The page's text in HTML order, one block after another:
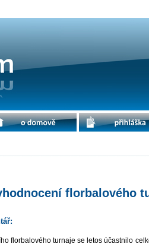
| cdm Petrinum
florbalového
o domově přihláška